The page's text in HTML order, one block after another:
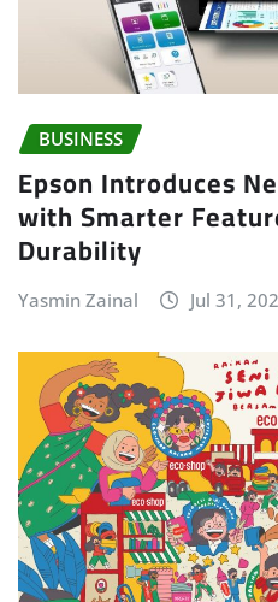
BUSINESS
Epson Introduces
with Smarter
Durability
Yasmin Zainal Jul 31,